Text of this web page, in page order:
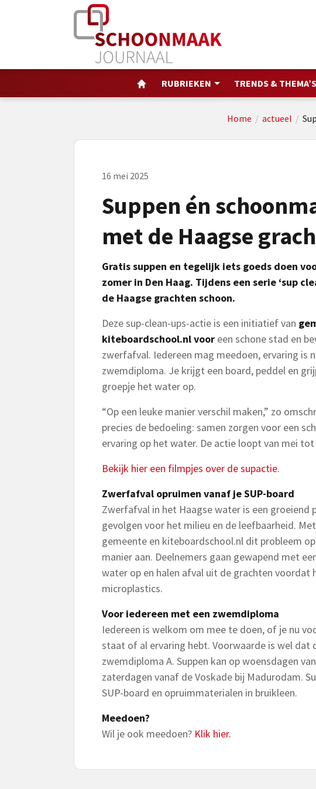
RUBRIEKEN TRENDS & THEMA’S
Home / actueel /
16 mei 2025
Suppen én
met de Haagse
Gratis suppen en tegelijk iets goeds doen
zomer in Den Haag. Tijdens een serie ‘sup
de Haagse grachten schoon.
Deze sup-clean-ups-actie is een initiatief van
kiteboardschool.nl voor een schone stad en
zwerfafval. Iedereen mag meedoen, ervaring is
zwemdiploma. Je krijgt een board, peddel en
groepje het water op.
“Op een leuke manier verschil maken,” zo
precies de bedoeling: samen zorgen voor een
ervaring op het water. De actie loopt van mei
Bekijk hier een filmpjes over de supactie.
Zwerfafval opruimen vanaf je SUP-board
Zwerfafval in het Haagse water is een groeiend
gevolgen voor het milieu en de leefbaarheid.
gemeente en kiteboardschool.nl dit probleem
manier aan. Deelnemers gaan gewapend met
water op en halen afval uit de grachten
microplastics.
Voor iedereen met een zwemdiploma
Iedereen is welkom om mee te doen, of je nu
staat of al ervaring hebt. Voorwaarde is wel dat
zwemdiploma A. Suppen kan op woensdagen
zaterdagen vanaf de Voskade bij Madurodam.
SUP-board en opruimmaterialen in bruikleen.
Meedoen?
Wil je ook meedoen? Klik hier.